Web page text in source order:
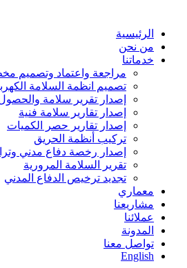
الرئيسية
من نحن
خدماتنا
مراجعة واعتماد وتصميم
تصميم انظمة السلامة
إصدار تقرير سلامة
إصدار تقارير سلامة فنية
إصدار تقارير حصر الكميات
تركيب أنظمة الحريق
إصدار رخصة دفاع مدني
تقرير السلامة المرورية
تجديد ترخيص الدفاع المدني
معماري
مشاريعنا
عملائنا
المدونة
تواصل معنا
English